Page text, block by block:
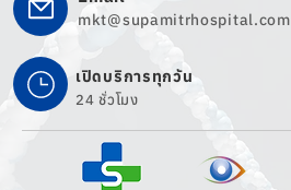
mkt@supamitrhospital.com
เปิดบริการทุกวัน
24 ชั่วโมง